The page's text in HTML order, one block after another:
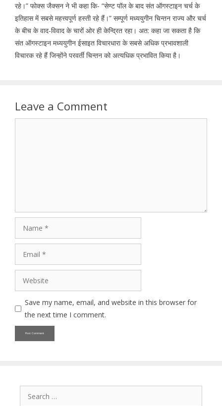
रहे।” फोक्स जैक्सन ने भी कहा कि- “सेण्ट पॉल के बाद संत ऑगस्टाइन चर्च के
इतिहास में सबसे महत्त्वपूर्ण हस्ती रहे हैं।” सम्पूर्ण मध्ययुगीन चिन्तन राज्य और चर्च
के बीच के वाद-विवाद के चारों ओर ही केन्द्रित रहा। अत: कहा जा सकता है कि
संत ऑगस्टाइन मध्ययुगीन ईसाइत विचारधारा के सबसे अधिक प्रभावशाली
विचारक रहे हैं जिन्होंने परवर्ती चिन्तन को अत्यधिक प्रभावित किया है।
Leave a Comment
Website
Save my name, email, and website in this browser for
the next time I comment.